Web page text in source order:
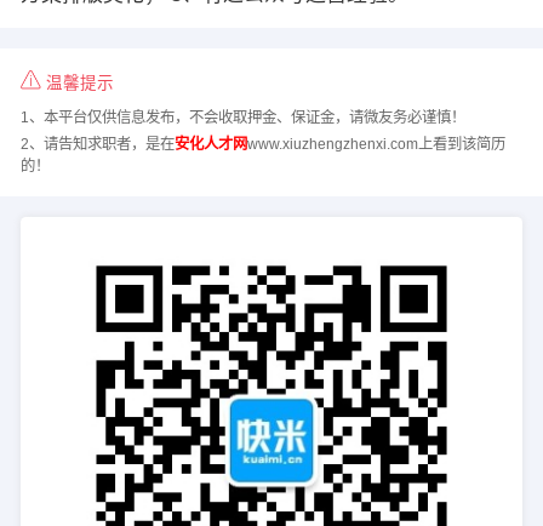
温馨提示
1、本平台仅供信息发布，不会收取押金、保证金，请微友务必谨慎！
2、请告知求职者，是在安化人才网www.xiuzhengzhenxi.com上看到该简历
的！